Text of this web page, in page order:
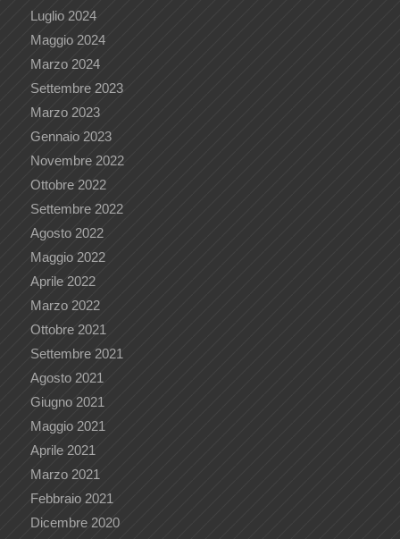
Luglio 2024
Maggio 2024
Marzo 2024
Settembre 2023
Marzo 2023
Gennaio 2023
Novembre 2022
Ottobre 2022
Settembre 2022
Agosto 2022
Maggio 2022
Aprile 2022
Marzo 2022
Ottobre 2021
Settembre 2021
Agosto 2021
Giugno 2021
Maggio 2021
Aprile 2021
Marzo 2021
Febbraio 2021
Dicembre 2020